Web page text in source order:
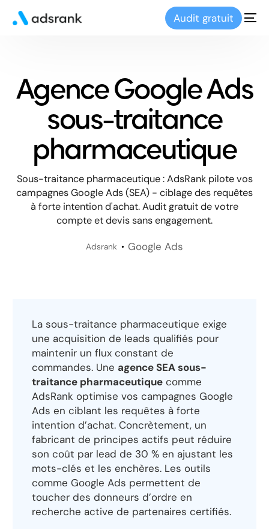
Audit gratuit
Agence Google Ads
sous-traitance
pharmaceutique
Sous-traitance pharmaceutique : AdsRank pilote vos
campagnes Google Ads (SEA) - ciblage des requêtes
à forte intention d'achat. Audit gratuit de votre
compte et devis sans engagement.
Adsrank Google Ads
La sous-traitance pharmaceutique exige
une acquisition de leads qualifiés pour
maintenir un flux constant de
commandes. Une agence SEA sous-
traitance pharmaceutique comme
AdsRank optimise vos campagnes Google
Ads en ciblant les requêtes à forte
intention d’achat. Concrètement, un
fabricant de principes actifs peut réduire
son coût par lead de 30 % en ajustant les
mots-clés et les enchères. Les outils
comme Google Ads permettent de
toucher des donneurs d’ordre en
recherche active de partenaires certifiés.